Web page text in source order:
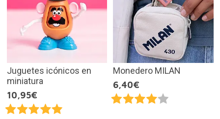
Juguetes icónicos en
miniatura
10,95€
Monedero MILAN
6,40€